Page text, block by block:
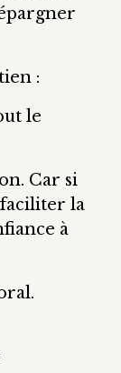
:
le
Car si
la
à